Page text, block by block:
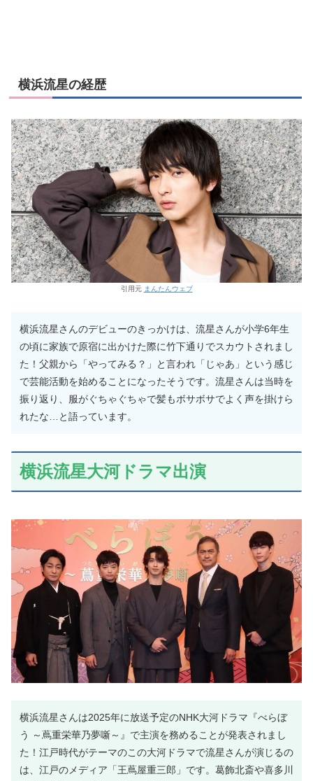
横浜流星の経歴
引用元 まんたんウェブ
横浜流星さんのデビューのきっかけは、流星さんが小学6年生
の頃に家族で原宿に出かけた際に竹下通りでスカウトされまし
た！父親から「やってみる？」と言われ「じゃあ」という感じ
で芸能活動を始めることになったそうです。流星さんは当時を
振り返り、服がぐちゃぐちゃで髪もボサボサでよく声を掛けら
れたな…と語っています。
横浜流星大河ドラマ出演
横浜流星さんは2025年に放送予定のNHK大河ドラマ『べらぼ
う ～蔦重栄華乃夢噺～』で主演を務めることが発表されまし
た！江戸時代がテーマのこの大河ドラマで流星さんが演じるの
は、江戸のメディア「王蔦屋重三郎」です。葛飾北斎や喜多川